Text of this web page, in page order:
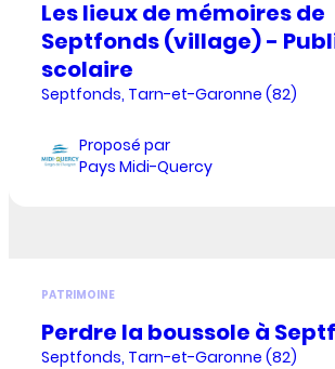
Les lieux de mémoires de
Septfonds (village) -
scolaire
Septfonds, Tarn-et-Garonne (82)
Proposé par
Pays Midi-Quercy
PATRIMOINE
Perdre la boussole à
Septfonds, Tarn-et-Garonne (82)